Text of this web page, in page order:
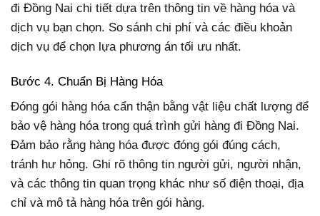
đi Đồng Nai chi tiết dựa trên thông tin về hàng hóa và
dịch vụ bạn chọn. So sánh chi phí và các điều khoản
dịch vụ để chọn lựa phương án tối ưu nhất.
Bước 4. Chuẩn Bị Hàng Hóa
Đóng gói hàng hóa cẩn thận bằng vật liệu chất lượng để
bảo vệ hàng hóa trong quá trình gửi hàng đi Đồng Nai.
Đảm bảo rằng hàng hóa được đóng gói đúng cách,
tránh hư hỏng. Ghi rõ thông tin người gửi, người nhận,
và các thông tin quan trọng khác như số điện thoại, địa
chỉ và mô tả hàng hóa trên gói hàng.